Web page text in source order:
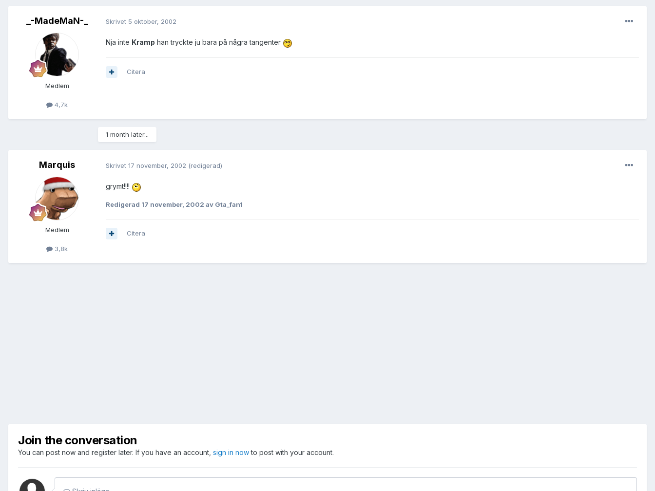
_-MadeMaN-_
Medlem
4,7k
Skrivet 5 oktober, 2002
Nja inte Kramp han tryckte ju bara på några tangenter
Citera
1 month later...
Marquis
Medlem
3,8k
Skrivet 17 november, 2002 (redigerad)
grymt!!!!
Redigerad 17 november, 2002 av Gta_fan1
Citera
Join the conversation
You can post now and register later. If you have an account, sign in nowto post with your account.